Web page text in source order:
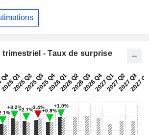
- Taux de surprise